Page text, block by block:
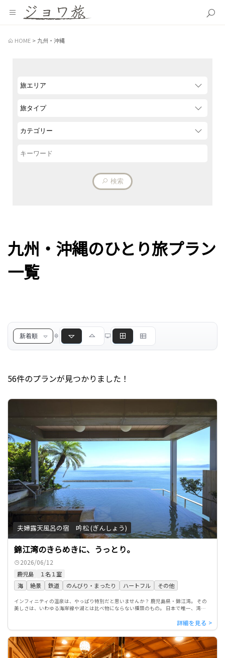
HOME 九州・沖縄
検索
九州・沖縄のひとり旅プラン
一覧
56件のプランが見つかりました！
夫婦露天風呂の宿 吟松 (ぎんしょう)
錦江湾のきらめきに、うっとり。
2026/06/12
鹿児島
１名１室
海
絶景 鉄道 のんびり・まったり ハートフル その他
インフィニティの温泉は、やっぱり特別だと思いませんか？ 鹿児島県・錦江湾。 その
美しさは、いわゆる海岸線や湖とは比べ物にならない種類のもの。 日本で唯一、湾内に